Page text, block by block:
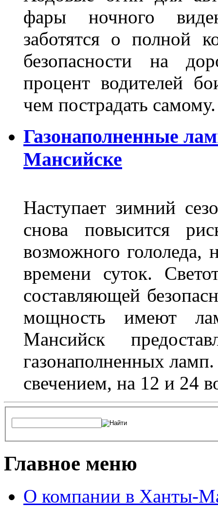
фары ночного
заботятся о полной
безопасности на
процент водителей
чем пострадать самому.
Газонаполненные
Мансийске
Наступает зимний
снова повысится
возможного гололеда,
времени суток.
составляющей
мощность имеют
Мансийск
газонаполненных
свечением, на 12 и 24
Главное меню
О компании в Ханты-